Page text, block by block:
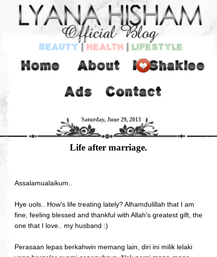
Saturday, June 29, 2013
Life after marriage.
Assalamualaikum..
Hye uols.. How's life treating lately? Alhamdulillah that I am
fine, feeling blessed and thankful with Allah's greatest gift, the
one that I love.. my husband :)
Perasaan lepas berkahwin memang lain, diri ini milik lelaki